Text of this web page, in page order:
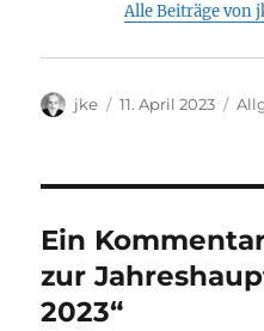
Alle Beiträge von
Autor
jke
Veröffentlicht
11. April 2023
Ein
zur
2023“